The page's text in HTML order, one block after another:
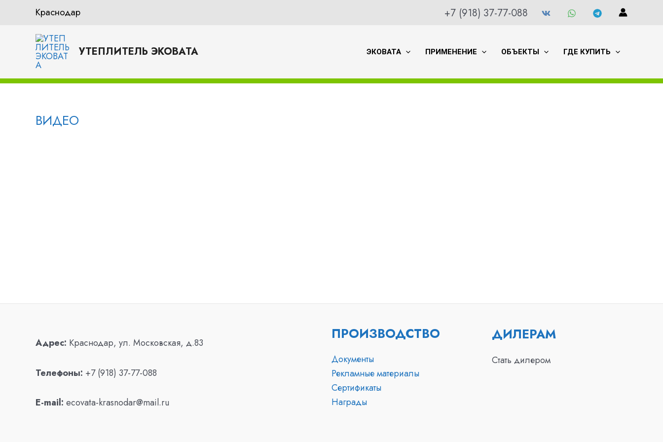
содержимому
Краснодар +7 (918) 37-77-088
УТЕПЛИТЕЛЬ ЭКОВАТА ЭКОВАТА ПРИМЕНЕНИЕ ОБЪЕКТЫ ГДЕ КУПИТЬ
ВИДЕО
Адрес: Краснодар, ул. Московская, д.83
Телефоны: +7 (918) 37-77-088
E-mail: ecovata-krasnodar@mail.ru
ПРОИЗВОДСТВО
Документы
Рекламные материалы
Сертификаты
Награды
ДИЛЕРАМ
Стать дилером